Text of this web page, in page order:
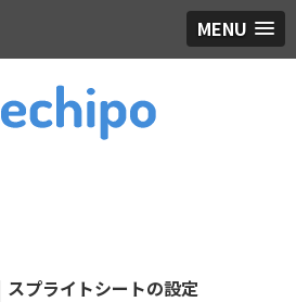
MENU
スプライトシートの設定